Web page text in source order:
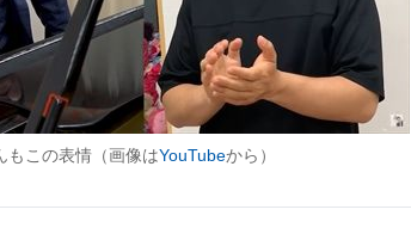
もこの表情（画像はYouTubeから）